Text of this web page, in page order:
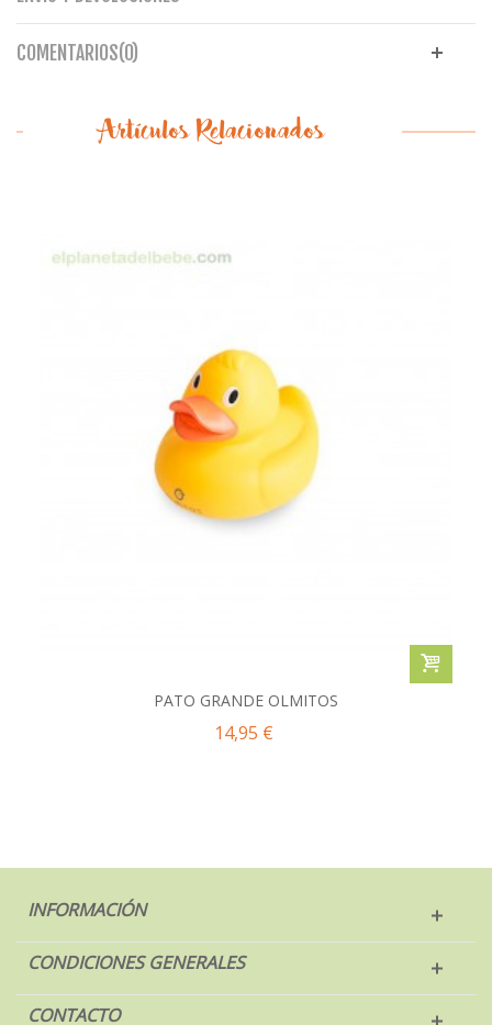
COMENTARIOS(0)
Artículos Relacionados
PATO GRANDE OLMITOS
14,95 €
INFORMACIÓN
CONDICIONES GENERALES
CONTACTO